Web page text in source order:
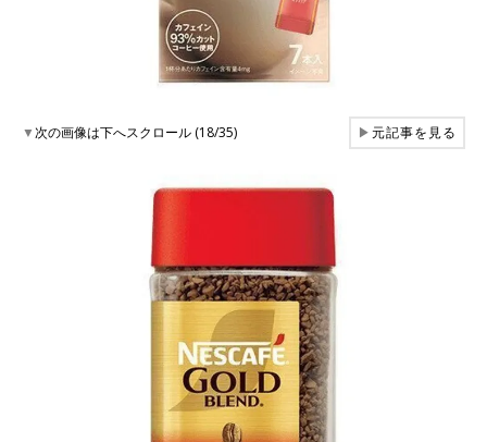
▼次の画像は下へスクロール (18/35) ▶元記事を見る